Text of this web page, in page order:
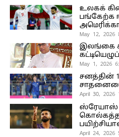
உலகக்
பங்கேற்க
May 12, 2026
இலங்கை
May 1, 2026
சனத்தின்
சாதனையை
April 30, 2026
ஸ்ரேயாஸ்
April 24, 2026